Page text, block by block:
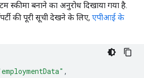
स्कीमा बनाने का अनुरोध दिखाया गया है.
की पूरी सूची देखने के लिए, एपीआई के
,